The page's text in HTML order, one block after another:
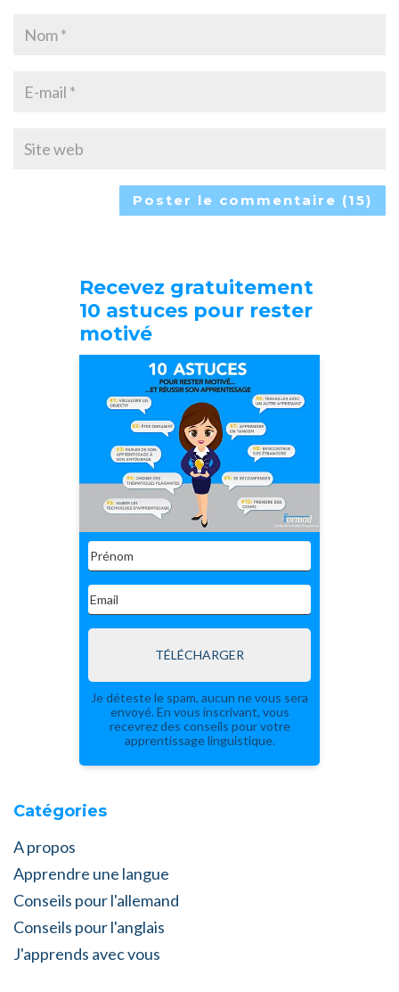
Recevez gratuitement
10 astuces pour rester
motivé
TÉLÉCHARGER
Je déteste le spam, aucun ne vous sera
envoyé. En vous inscrivant, vous
recevrez des conseils pour votre
apprentissage linguistique.
Catégories
A propos
Apprendre une langue
Conseils pour l'allemand
Conseils pour l'anglais
J'apprends avec vous